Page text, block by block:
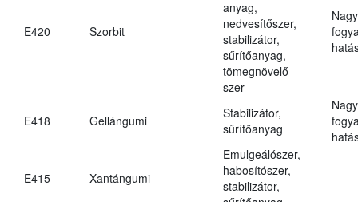
E420 Szorbit
anyag,
nedvesítőszer,
stabilizátor,
sűrítőanyag,
tömegnövelő
szer
E418 Gellángumi
Stabilizátor,
sűrítőanyag
E415 Xantángumi
Emulgeálószer,
habosítószer,
stabilizátor,